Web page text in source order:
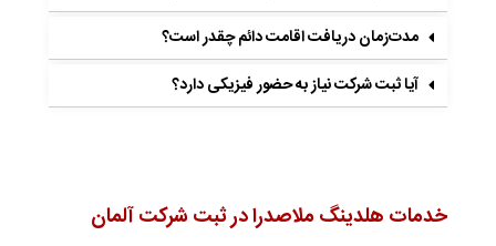
مدت‌زمان دریافت اقامت دائم چقدر است؟
آیا ثبت شرکت نیاز به حضور فیزیکی دارد؟
خدمات هلدینگ ملاصدرا در ثبت شرکت آلمان